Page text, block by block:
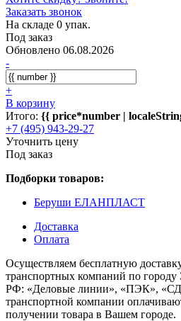
Заказать звонок
На складе 0 упак.
Под заказ
Обновлено 06.08.2026
-
+
В корзину
Итого: {{ price*number |
+7 (495) 943-29-27
Уточнить цену
Под заказ
Подборки товаров:
Беруши ЕЛАНПЛАСТ
Доставка
Оплата
Осуществляем бесплатную
транспортных компаний по городу
РФ: «Деловые линии», «ПЭК»,
транспортной компании
получении товара в Вашем городе.